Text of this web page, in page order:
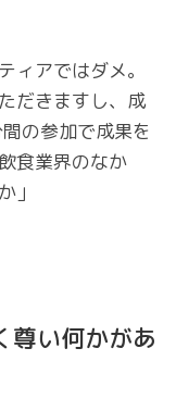
ィアではダメ。
だきますし、成
の参加で成果を
食業界のなか
」
い何かがあ